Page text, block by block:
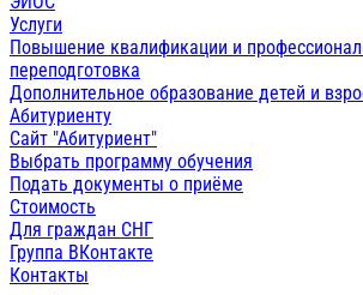
Услуги
Повышение квалификации и
переподготовка
Дополнительное образование детей и
Абитуриенту
Сайт "Абитуриент"
Выбрать программу обучения
Подать документы о приёме
Стоимость
Для граждан СНГ
Группа ВКонтакте
Контакты